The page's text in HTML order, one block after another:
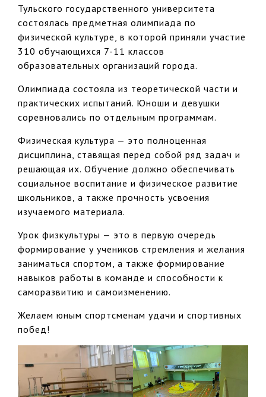
Тульского государственного университета
состоялась предметная олимпиада по
физической культуре, в которой приняли участие
310 обучающихся 7-11 классов
образовательных организаций города.
Олимпиада состояла из теоретической части и
практических испытаний. Юноши и девушки
соревновались по отдельным программам.
Физическая культура — это полноценная
дисциплина, ставящая перед собой ряд задач и
решающая их. Обучение должно обеспечивать
социальное воспитание и физическое развитие
школьников, а также прочность усвоения
изучаемого материала.
Урок физкультуры — это в первую очередь
формирование у учеников стремления и желания
заниматься спортом, а также формирование
навыков работы в команде и способности к
саморазвитию и самоизменению.
Желаем юным спортсменам удачи и спортивных
побед!